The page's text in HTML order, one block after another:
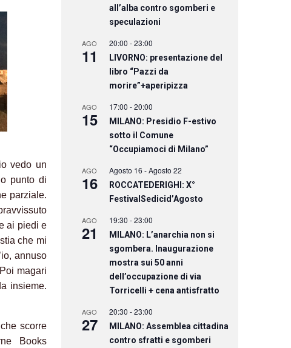
vedo un
punto di
parziale.
ai piedi e
che mi
annuso
magari
insieme.
scorre
Books
all’alba contro sgomberi e
speculazioni
AGO
11
20:00 -23:00
LIVORNO: presentazione del
libro “Pazzi da
morire”+aperipizza
AGO
15
17:00 -20:00
MILANO: Presidio F-estivo
sotto il Comune
“Occupiamoci di Milano”
AGO
16
Agosto 16 -Agosto 22
ROCCATEDERIGHI: X°
FestivalSedicid’Agosto
AGO
21
19:30 -23:00
MILANO: L’anarchia non si
sgombera. Inaugurazione
mostra sui 50 anni
dell’occupazione di via
Torricelli + cena antisfratto
AGO
27
20:30 -23:00
MILANO: Assemblea cittadina
contro sfratti e sgomberi